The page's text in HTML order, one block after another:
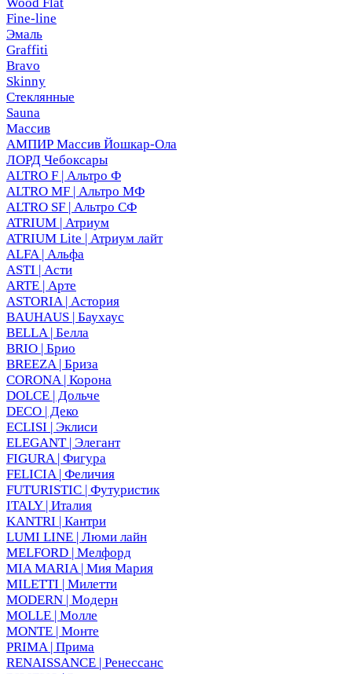
Fine-line
Эмаль
Graffiti
Bravo
Skinny
Стеклянные
Sauna
Массив
АМПИР Массив Йошкар-Ола
ЛОРД Чебоксары
ALTRO F | Альтро Ф
ALTRO MF | Альтро МФ
ALTRO SF | Альтро СФ
ATRIUM | Атриум
ATRIUM Lite | Атриум лайт
ALFA | Альфа
ASTI | Асти
ARTE | Арте
ASTORIA | Астория
BAUHAUS | Баухаус
BELLA | Белла
BRIO | Брио
BREEZA | Бриза
CORONA | Корона
DOLCE | Дольче
DECO | Деко
ECLISI | Эклиси
ELEGANT | Элегант
FIGURA | Фигура
FELICIA | Феличия
FUTURISTIC | Футуристик
ITALY | Италия
KANTRI | Кантри
LUMI LINE | Люми лайн
MELFORD | Мелфорд
MIA MARIA | Мия Мария
MILETTI | Милетти
MODERN | Модерн
MOLLE | Молле
MONTE | Монте
PRIMA | Прима
RENAISSANCE | Ренессанс